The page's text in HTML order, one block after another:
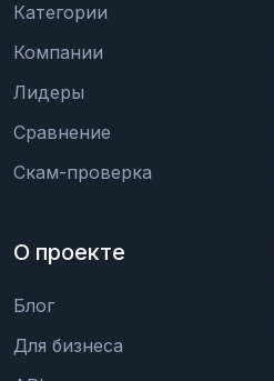
Категории
Компании
Лидеры
Сравнение
Скам-проверка
О проекте
Блог
Для бизнеса